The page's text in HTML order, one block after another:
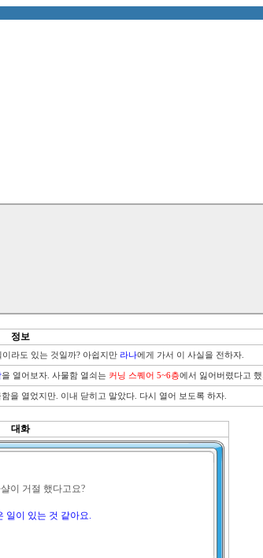
정보
라도 있는 것일까? 아쉽지만 라나에게 가서 이 사실을 전하자.
을 열어보자. 사물함 열쇠는 커닝 스퀘어 5~6층에서 잃어버렸다고 했
을 열었지만. 이내 닫히고 말았다. 다시 열어 보도록 하자.
대화
이 거절 했다고요?
일이 있는 것 같아요.